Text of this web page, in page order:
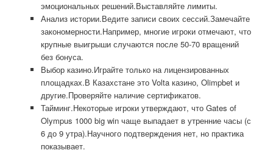
эмоциональных решений.Выставляйте лимиты.
Анализ истории.Ведите записи своих сессий.Замечайте
закономерности.Например, многие игроки отмечают, что
крупные выигрыши случаются после 50-70 вращений
без бонуса.
Выбор казино.Играйте только на лицензированных
площадках.В Казахстане это Volta казино, Olimpbet и
другие.Проверяйте наличие сертификатов.
Тайминг.Некоторые игроки утверждают, что Gates of
Olympus 1000 big win чаще выпадает в утренние часы (с
6 до 9 утра).Научного подтверждения нет, но практика
показывает.